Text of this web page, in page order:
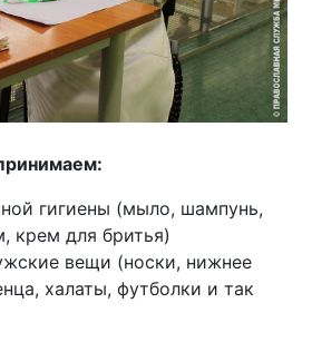
гигиены (мыло, шампунь,
крем для бритья)
вещи (носки, нижнее
халаты, футболки и так